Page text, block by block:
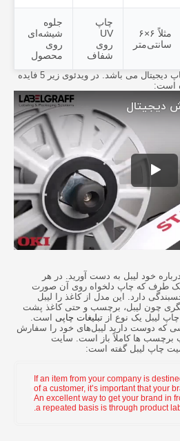
مثلاً ۶×۶
سانتی‌متر
چاپ
UV
روی
شفاف
جلوه
شیشه‌ای
روی
محصول
یکی از روش های چاپ لیبل چاپ دیجیتال می باشد. در ویدئوی زیر 5 فایده
است:
خود لیبل به دست آورید. در هر
طرف که چاپ دلخواه روی آن صورت
دارد. این مدل از کاغذ را لیبل
چون لیبل، برچسب و حتی کاغذ پشت
لیبل یک نوع از تبلیغات چاپی است.
که دوست دارید لیبل‌های خود را سفارش
برچسب ‌ها کاملاً باز است. سایت
چاپ لیبل گفته است:
If an item from your company is
of a customer, it’s important that your
An excellent way to get your brand in
a repeated basis is through product